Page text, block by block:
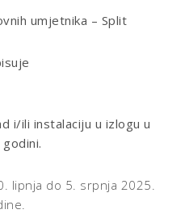
umjetnika – Split
i/ili instalaciju u izlogu u
lipnja do 5. srpnja 2025.